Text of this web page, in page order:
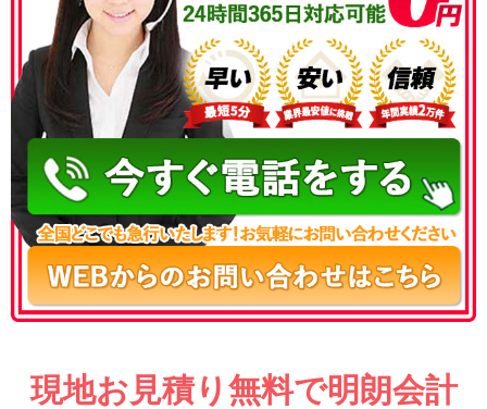
050-3177-5687
現地お見積り無料で明朗会計